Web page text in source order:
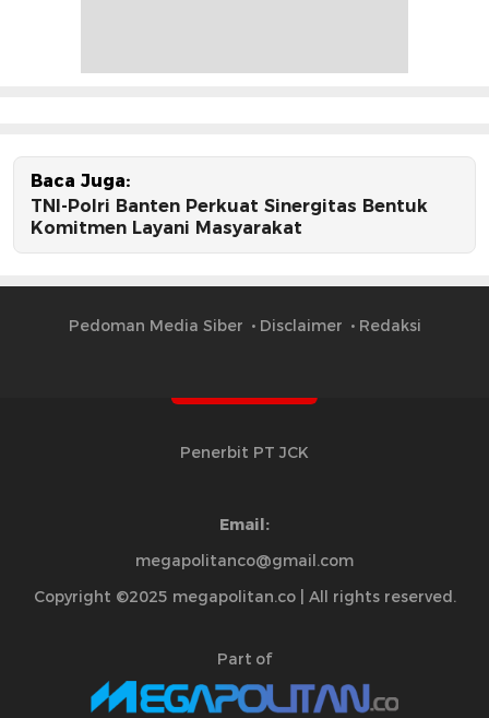
Baca Juga:
TNI-Polri Banten Perkuat Sinergitas Bentuk
Komitmen Layani Masyarakat
Pedoman Media Siber Disclaimer Redaksi
Penerbit PT JCK
Email:
megapolitanco@gmail.com
Copyright ©2025 megapolitan.co | All rights reserved.
Part of